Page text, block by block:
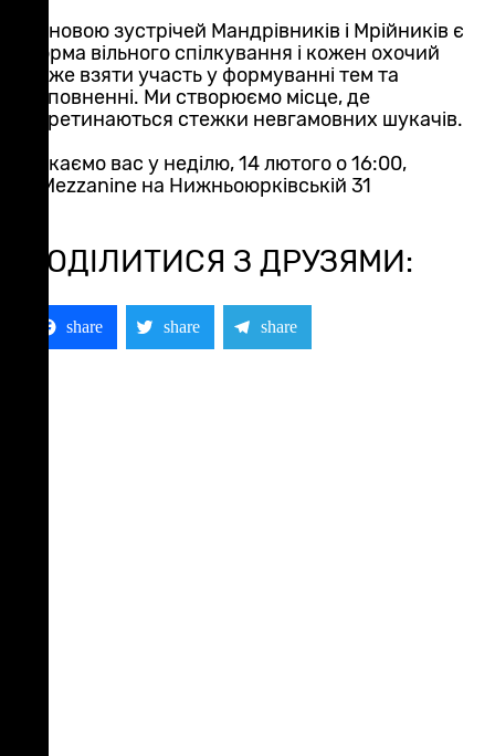
Основою зустрічей Мандрівників і Мрійників є
форма вільного спілкування і кожен охочий
може взяти участь у формуванні тем та
наповненні. Ми створюємо місце, де
перетинаються стежки невгамовних шукачів.
Чекаємо вас у неділю, 14 лютого о 16:00,
у Mezzanine на Нижньоюрківській 31
ПОДІЛИТИСЯ З ДРУЗЯМИ: